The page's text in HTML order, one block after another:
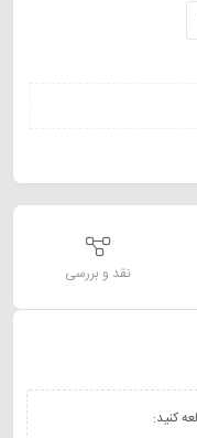
نقد و بررسی